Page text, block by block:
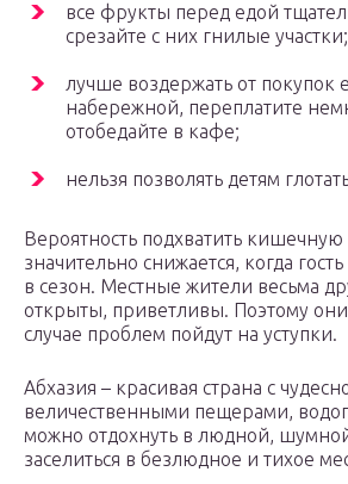
все фрукты перед едой
срезайте с них гнилые участки;
лучше воздержать от покупок
набережной, переплатите
отобедайте в кафе;
нельзя позволять детям
Вероятность подхватить
значительно снижается, когда
в сезон. Местные жители весьма
открыты, приветливы. Поэтому
случае проблем пойдут на уступки.
Абхазия – красивая страна с
величественными пещерами,
можно отдохнуть в людной,
заселиться в безлюдное и тихое